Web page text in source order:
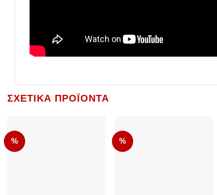
ΣΧΕΤΙΚΆ ΠΡΟΪΌΝΤΑ
% %